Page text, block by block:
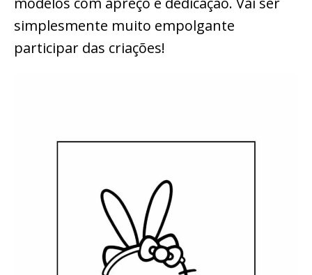
simplesmente muito empolgante
participar das criações!